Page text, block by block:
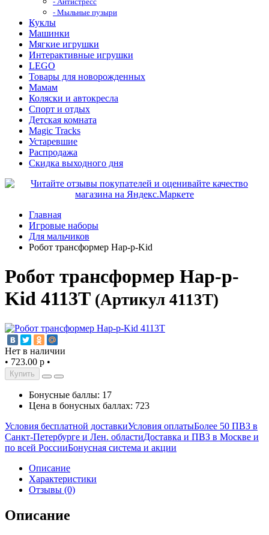
- Мыльные пузыри
Куклы
Машинки
Мягкие игрушки
Интерактивные игрушки
LEGO
Товары для новорожденных
Мамам
Коляски и автокресла
Спорт и отдых
Детская комната
Magic Tracks
Устаревшие
Распродажа
Скидка выходного дня
Главная
Игровые наборы
Для мальчиков
Робот трансформер Hap-p-Kid
Робот трансформер Hap-p-
Kid 4113T (Артикул 4113T)
Нет в наличии
• 723.00 р •
Купить
Бонусные баллы: 17
Цена в бонусных баллах: 723
Условия бесплатной доставкиУсловия оплатыБолее 50 ПВЗ в
Санкт-Петербурге и Лен. областиДоставка и ПВЗ в Москве и
по всей РоссииБонусная система и акции
Описание
Характеристики
Отзывы (0)
Описание